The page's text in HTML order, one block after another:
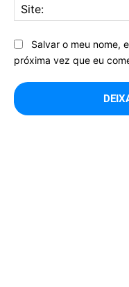
Salvar o meu nome,
próxima vez que eu